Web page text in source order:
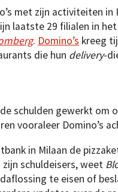
met zijn activiteiten
laatste 29 filialen in
. Domino’s kreeg
die hun delivery-
schulden gewerkt om
vooraleer Domino’s
in Milaan de
schuldeisers, weet
te eisen of